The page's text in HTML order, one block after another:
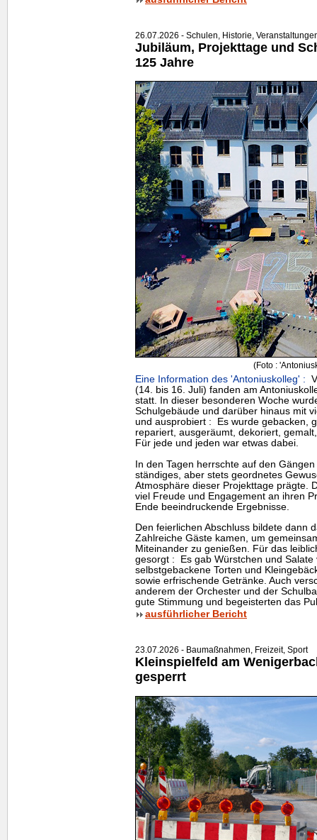
26.07.2026 - Schulen, Historie,
Jubiläum, Projekttage und
125 Jahre
(Foto :
Eine Information des 'Antoniuskolleg' :
(14. bis 16. Juli) fanden am
statt. In dieser besonderen Woche
Schulgebäude und darüber hinaus mit
und ausprobiert : Es wurde gebacken,
repariert, ausgeräumt, dekoriert,
Für jede und jeden war etwas dabei.
In den Tagen herrschte auf den
ständiges, aber stets geordnetes
Atmosphäre dieser Projekttage prägte.
viel Freude und Engagement an ihren
Ende beeindruckende Ergebnisse.
Den feierlichen Abschluss bildete dann
Zahlreiche Gäste kamen, um
Miteinander zu genießen. Für das
gesorgt : Es gab Würstchen und
selbstgebackene Torten und
sowie erfrischende Getränke. Auch
anderem der Orchester und der
gute Stimmung und begeisterten das
ausführlicher Bericht
23.07.2026 - Baumaßnahmen, Freizeit, Sport
Kleinspielfeld am
gesperrt